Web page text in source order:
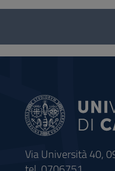
Questionnaire
social
Via Università 40,